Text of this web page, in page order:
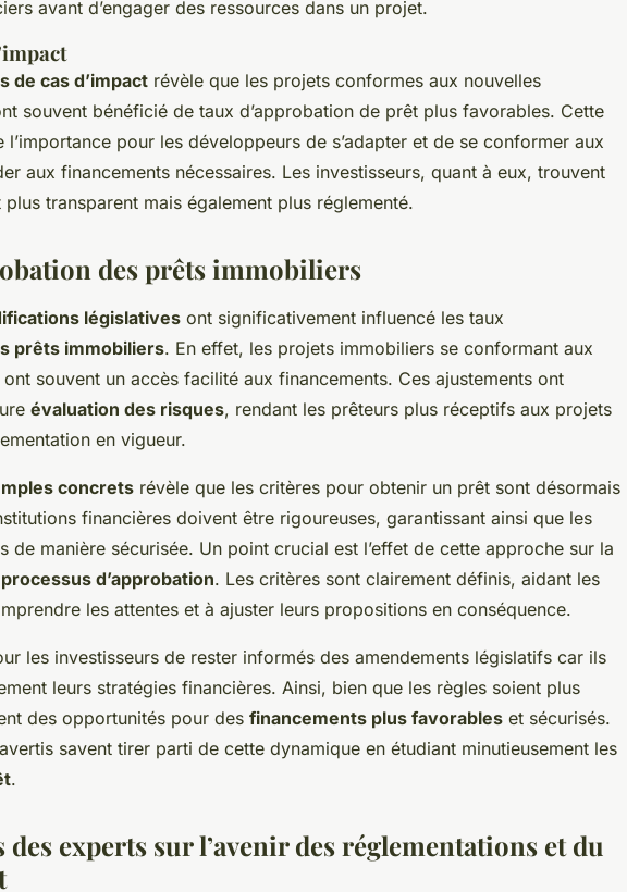
avant d’engager des ressources dans un projet.
de cas d’impact révèle que les projets conformes aux nouvelles
souvent bénéficié de taux d’approbation de prêt plus favorables. Cette
l’importance pour les développeurs de s’adapter et de se conformer aux
aux financements nécessaires. Les investisseurs, quant à eux, trouvent
plus transparent mais également plus réglementé.
des prêts immobiliers
législatives ont significativement influencé les taux
prêts immobiliers. En effet, les projets immobiliers se conformant aux
souvent un accès facilité aux financements. Ces ajustements ont
évaluation des risques, rendant les prêteurs plus réceptifs aux projets
en vigueur.
concrets révèle que les critères pour obtenir un prêt sont désormais
financières doivent être rigoureuses, garantissant ainsi que les
de manière sécurisée. Un point crucial est l’effet de cette approche sur la
d’approbation. Les critères sont clairement définis, aidant les
les attentes et à ajuster leurs propositions en conséquence.
les investisseurs de rester informés des amendements législatifs car ils
leurs stratégies financières. Ainsi, bien que les règles soient plus
des opportunités pour des financements plus favorables et sécurisés.
savent tirer parti de cette dynamique en étudiant minutieusement les
.
des experts sur l’avenir des réglementations et du